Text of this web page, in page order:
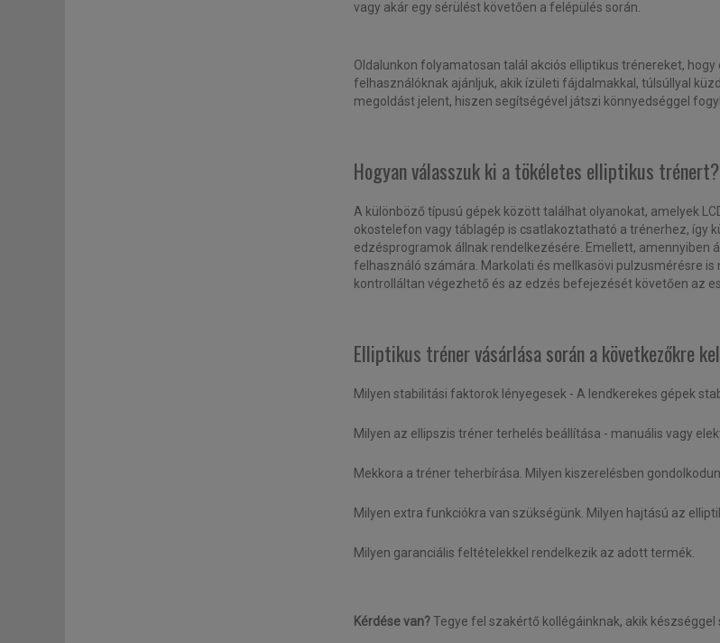
vagy akár egy sérülést követően a felépülés során.
Oldalunkon folyamatosan talál akciós elliptikus trénereket,
felhasználóknak ajánljuk, akik ízületi fájdalmakkal, túlsúllyal
megoldást jelent, hiszen segítségével játszi könnyedséggel
Hogyan válasszuk ki a tökéletes elliptikus trénert?
A különböző típusú gépek között találhat olyanokat, amelyek
okostelefon vagy táblagép is csatlakoztatható a trénerhez, így
edzésprogramok állnak rendelkezésére. Emellett,
felhasználó számára. Markolati és mellkasövi pulzusmérésre
kontrolláltan végezhető és az edzés befejezését követően az
Elliptikus tréner vásárlása során a következőkre
Milyen stabilitási faktorok lényegesek - A lendkerekes gépek
Milyen az ellipszis tréner terhelés beállítása - manuális vagy
Mekkora a tréner teherbírása. Milyen kiszerelésben
Milyen extra funkciókra van szükségünk. Milyen hajtású az
Milyen garanciális feltételekkel rendelkezik az adott termék.
Kérdése van?Tegye fel szakértő kollégáinknak, akik készséggel